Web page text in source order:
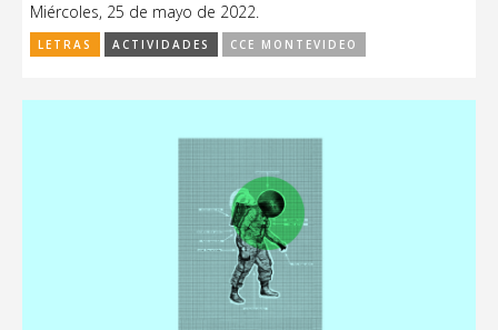
Miércoles, 25 de mayo de 2022.
LETRAS ACTIVIDADES CCE MONTEVIDEO